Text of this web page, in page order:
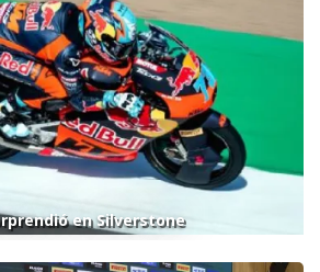
en Silverstone